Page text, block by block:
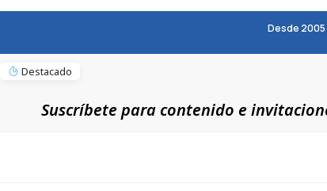
Desde 2005
Destacado
Suscríbete para contenido e